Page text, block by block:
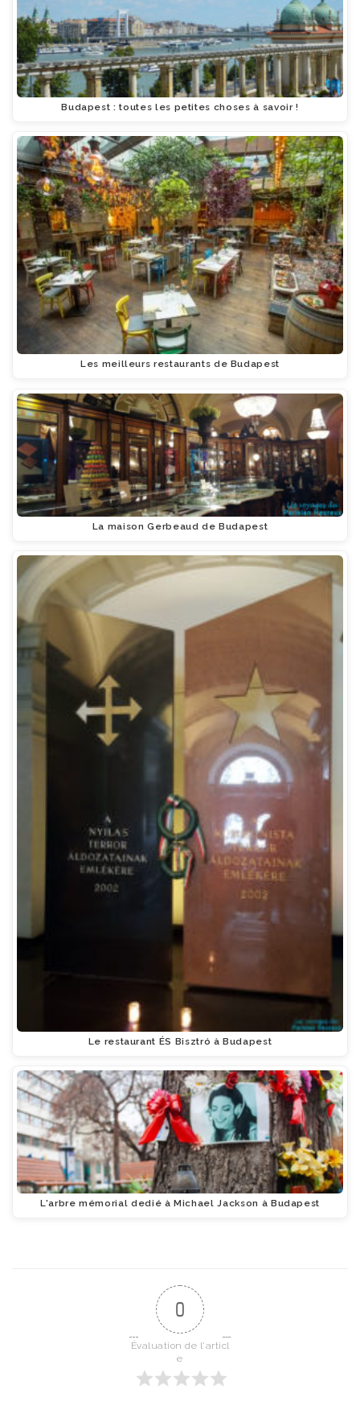
Budapest : toutes les petites choses à savoir !
Les meilleurs restaurants de Budapest
La maison Gerbeaud de Budapest
Le restaurant ÉS Bisztró à Budapest
L'arbre mémorial dedié à Michael Jackson à Budapest
0
Évaluation de l'articl
e